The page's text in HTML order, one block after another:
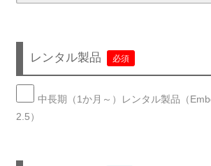
レンタル製品 必須
中長期（1か月～）レンタル製品（
2.5）